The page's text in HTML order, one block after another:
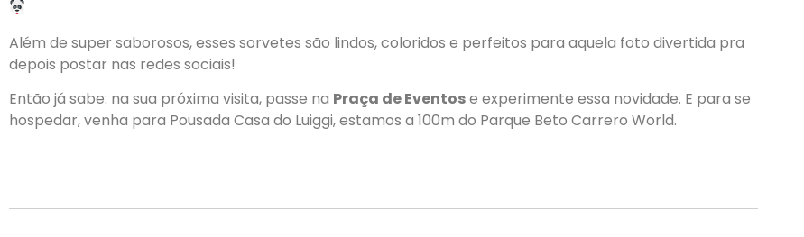
Além de super saborosos, esses sorvetes são lindos, coloridos e perfeitos para aquela foto divertida pra
depois postar nas redes sociais!
Então já sabe: na sua próxima visita, passe na Praça de Eventose experimente essa novidade. E para se
hospedar, venha para Pousada Casa do Luiggi, estamos a 100m do Parque Beto Carrero World.